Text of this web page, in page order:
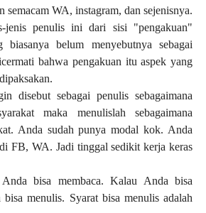
semacam WA, instagram, dan sejenisnya.
jenis penulis ini dari sisi "pengakuan"
belum menyebutnya sebagai
bahwa pengakuan itu aspek yang
disebut sebagai penulis sebagaimana
maka menulislah sebagaimana
Anda sudah punya modal kok. Anda
FB, WA. Jadi tinggal sedikit kerja keras
bisa membaca. Kalau Anda bisa
bisa menulis. Syarat bisa menulis adalah